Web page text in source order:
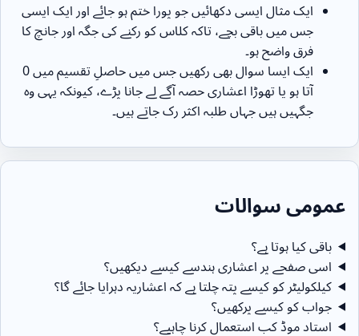
ایک مثال ایسی دکھائیں جو پورا ختم ہو جائے اور ایک ایسی
جس میں باقی بچے، تاکہ کلاس کو رکنے کی جگہ اور جانچ کا
فرق واضح ہو۔
ایک ایسا سوال بھی رکھیں جس میں حاصلِ تقسیم میں 0
آتا ہو یا تھوڑا اعشاری حصہ آگے لے جانا پڑے، کیونکہ یہی وہ
جگہیں ہیں جہاں طلبہ اکثر رک جاتے ہیں۔
عمومی سوالات
باقی کیا ہوتا ہے؟
اسی صفحے پر اعشاری ہندسے کیسے دیکھیں؟
کیلکولیٹر کو کیسے پتہ چلتا ہے کہ اعشاریہ دہرایا جائے گا؟
جواب کو کیسے پرکھیں؟
استاد موڈ کب استعمال کرنا چاہیے؟